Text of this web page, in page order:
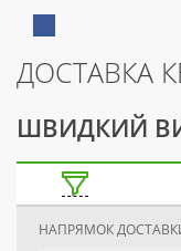
ДОСТАВКА
ШВИДКИЙ
НАПРЯМОК